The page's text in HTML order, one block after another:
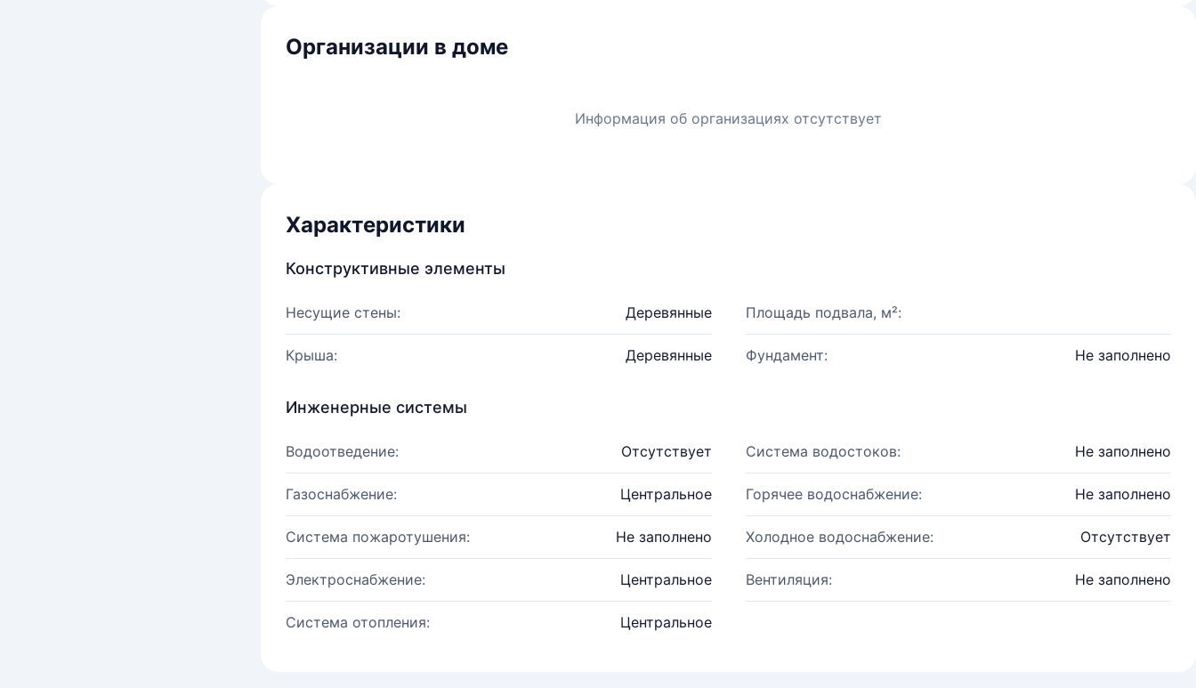
Организации в доме
Информация об организациях отсутствует
Характеристики
Конструктивные элементы
Несущие стены: Деревянные Площадь подвала, м²:
Крыша: Деревянные Фундамент: Не заполнено
Инженерные системы
Водоотведение: Отсутствует Система водостоков: Не заполнено
Газоснабжение: Центральное Горячее водоснабжение: Не заполнено
Система пожаротушения: Не заполнено Холодное водоснабжение: Отсутствует
Электроснабжение: Центральное Вентиляция: Не заполнено
Система отопления: Центральное